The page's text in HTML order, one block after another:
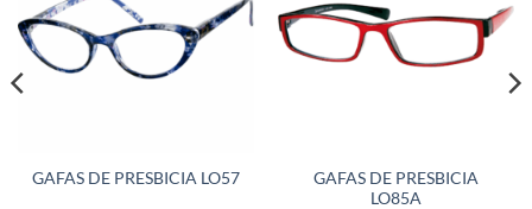
lista de
deseos
GAFAS DE PRESBICIA LO57
lista de
deseos
GAFAS DE PRESBICIA
LO85A